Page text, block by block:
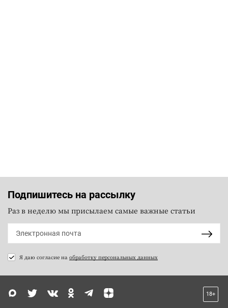
Подпишитесь на рассылку
Раз в неделю мы присылаем самые важные статьи
Я даю согласие на обработку персональных данных
18+